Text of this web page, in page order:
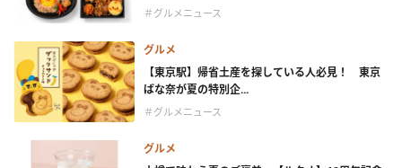
＃グルメニュース
グルメ
【東京駅】帰省土産を探している人必見！ 東京
ばな奈が夏の特別企...
＃グルメニュース
グルメ